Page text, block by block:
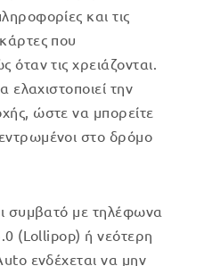
και τις
που
όταν τις χρειάζονται.
ελαχιστοποιεί την
ώστε να μπορείτε
στο δρόμο
συμβατό με τηλέφωνα
(Lollipop) ή νεότερη
ενδέχεται να μην